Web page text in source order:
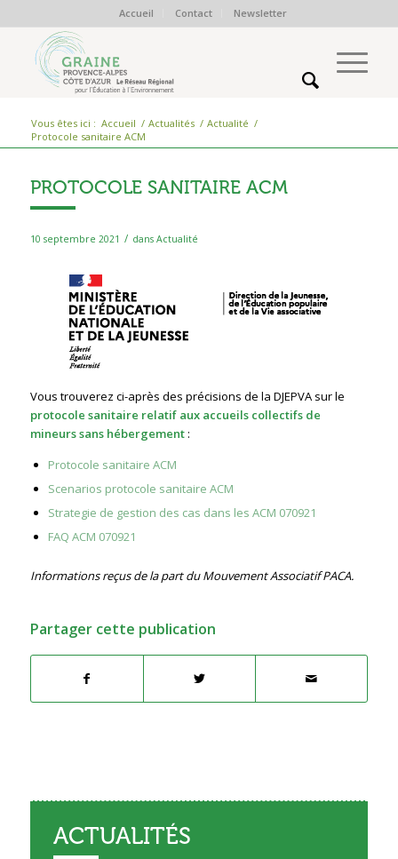
Accueil Contact Newsletter
Vous êtes ici : Accueil / Actualités / Actualité /
Protocole sanitaire ACM
PROTOCOLE SANITAIRE ACM
10 septembre 2021 / dans Actualité
Vous trouverez ci-après des précisions de la DJEPVA sur le
protocole sanitaire relatif aux accueils collectifs de
mineurs sans hébergement:
Protocole sanitaire ACM
Scenarios protocole sanitaire ACM
Strategie de gestion des cas dans les ACM 070921
FAQ ACM 070921
Informations reçus de la part du Mouvement Associatif PACA.
Partager cette publication
ACTUALITÉS